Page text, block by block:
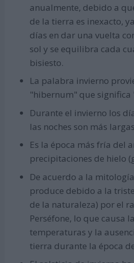
anualmente, debido a
de la tierra es inexacto,
días en dar una vuelta
sol y se equilibra cada
bisiesto.
La palabra invierno
"hibernum" que
Durante el invierno los
las noches son más
Es la época más fría del
precipitaciones de hielo
De acuerdo a la
produce debido a la
de la naturaleza) por el
Perséfone, lo que causa
temperaturas y la
tierra durante la época